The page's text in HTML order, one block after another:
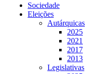
Sociedade
Eleições
Autárquicas
2025
2021
2017
2013
Legislativas